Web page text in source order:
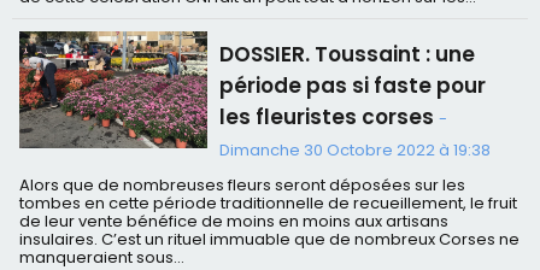
DOSSIER. Toussaint : une
période pas si faste pour
les fleuristes corses-
Dimanche 30 Octobre 2022 à 19:38
Alors que de nombreuses fleurs seront déposées sur les
tombes en cette période traditionnelle de recueillement, le fruit
de leur vente bénéfice de moins en moins aux artisans
insulaires. C’est un rituel immuable que de nombreux Corses ne
manqueraient sous...